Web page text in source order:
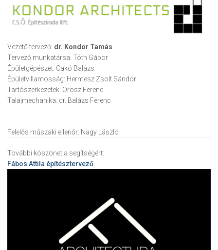
Vezető tervező: dr. Kondor Tamás
Tervező munkatársa: Tóth Gábor
Épületgépészet: Cakó Balázs
Épületvillamosság: Hermesz Zsolt Sándor
Tartószerkezetek: Orosz Ferenc
Talajmechanika: dr. Balázs Ferenc
Felelős műszaki ellenőr: Nagy László
További köszönet a segítségért:
Fábos Attila építésztervező